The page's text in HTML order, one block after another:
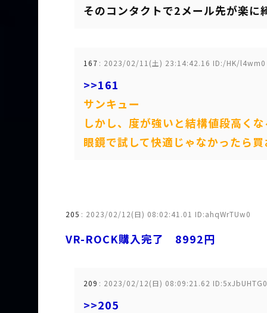
そのコンタクトで2メール先が楽
167 : 2023/02/11(土) 23:14:42.16 ID:/HK/l4wm0
>>161
サンキュー
しかし、度が強いと結構値段高く
眼鏡で試して快適じゃなかったら
205 : 2023/02/12(日) 08:02:41.01 ID:ahqWrTUw0
VR-ROCK購入完了 8992円
209 : 2023/02/12(日) 08:09:21.62 ID:5xJbUHTG0
>>205